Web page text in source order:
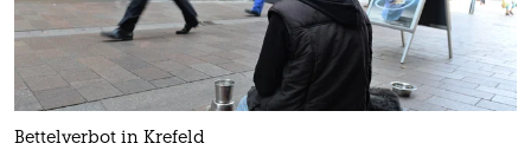
Bettelverbot in Krefeld